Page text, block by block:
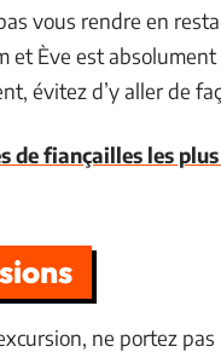
vous rendre en
et Ève est
évitez d’y aller de
de fiançailles les
ne portez